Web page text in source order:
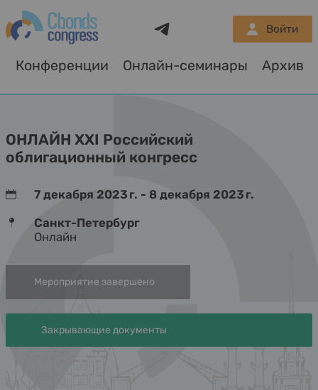
Конференции Онлайн-семинары Архив
Войти
ОНЛАЙН XXI Российский
облигационный конгресс
7 декабря 2023 г. - 8 декабря 2023 г.
Санкт-Петербург
Онлайн
Мероприятие завершено
Закрывающие документы